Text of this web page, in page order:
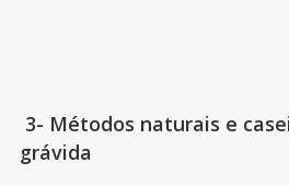
3- Métodos naturais e
grávida